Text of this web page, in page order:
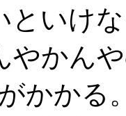
といけ
かん
かかる